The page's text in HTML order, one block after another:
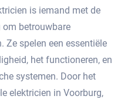
is iemand met de
om betrouwbare
Ze spelen een essentiële
het functioneren, en
systemen.​ Door het
elektricien in Voorburg,